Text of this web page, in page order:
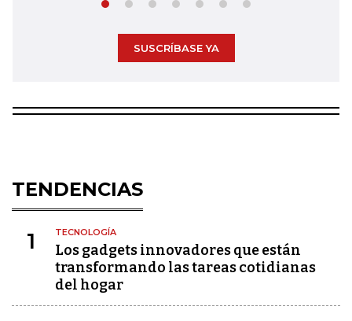
SUSCRÍBASE YA
TENDENCIAS
1 TECNOLOGÍA
Los gadgets innovadores que están
transformando las tareas cotidianas
del hogar